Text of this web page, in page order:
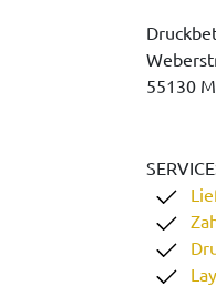
55130